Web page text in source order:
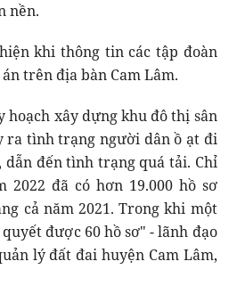
nền.
khi thông tin các tập đoàn
trên địa bàn Cam Lâm.
hoạch xây dựng khu đô thị sân
ra tình trạng người dân ồ ạt đi
dẫn đến tình trạng quá tải. Chỉ
2022 đã có hơn 19.000 hồ sơ
cả năm 2021. Trong khi một
được 60 hồ sơ" - lãnh đạo
lý đất đai huyện Cam Lâm,